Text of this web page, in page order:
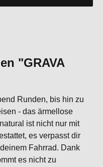
"GRAVA
Runden, bis hin zu
- das ärmellose
ist nicht nur mit
es verpasst dir
Fahrrad. Dank
es nicht zu